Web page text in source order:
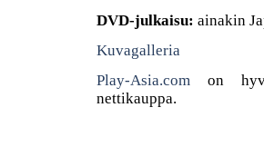
DVD-julkaisu: ainakin
Kuvagalleria
Play-Asia.com on
nettikauppa.